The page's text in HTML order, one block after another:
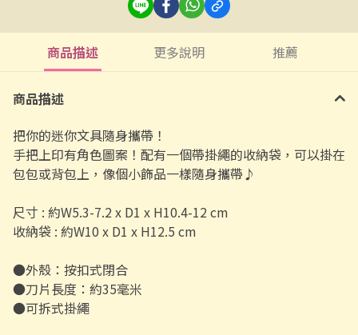
商品描述 更多說明 推薦
商品描述
把你的迷你文具隨身攜帶！
手把上印有角色圖案！配有一個帶掛繩的收納袋，可以掛在
包包或背包上，像個小飾品一樣隨身攜帶♪
尺寸 : 約W5.3-7.2 x D1 x H10.4-12 cm
收納袋 : 約W10 x D1 x H12.5 cm
●外殼：按扣式閉合
●刀片長度：約35毫米
●可拆式掛繩